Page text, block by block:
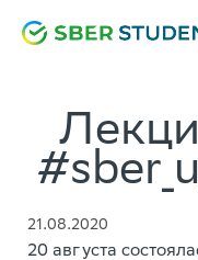
21.08.2020
20 августа